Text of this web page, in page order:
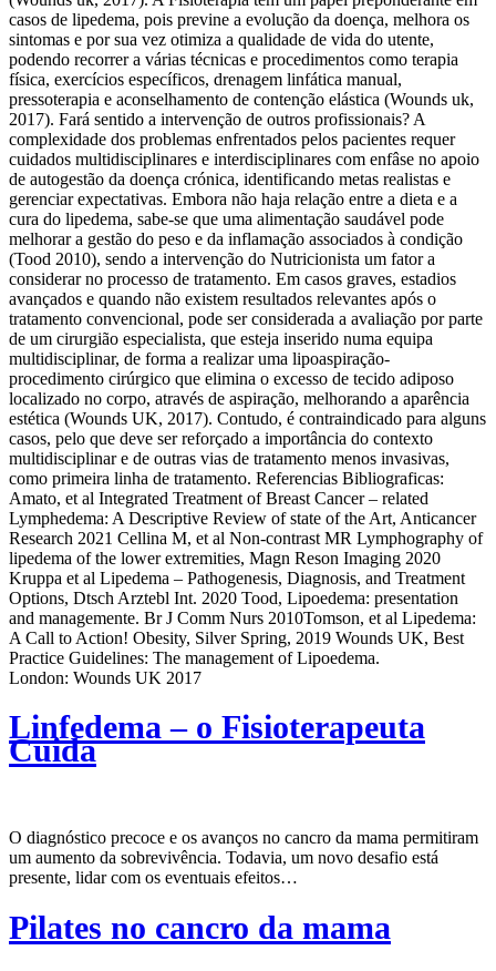
casos de lipedema, pois previne a evolução da doença, melhora os
sintomas e por sua vez otimiza a qualidade de vida do utente,
podendo recorrer a várias técnicas e procedimentos como terapia
física, exercícios específicos, drenagem linfática manual,
pressoterapia e aconselhamento de contenção elástica (Wounds uk,
2017). Fará sentido a intervenção de outros profissionais? A
complexidade dos problemas enfrentados pelos pacientes requer
cuidados multidisciplinares e interdisciplinares com enfâse no apoio
de autogestão da doença crónica, identificando metas realistas e
gerenciar expectativas. Embora não haja relação entre a dieta e a
cura do lipedema, sabe-se que uma alimentação saudável pode
melhorar a gestão do peso e da inflamação associados à condição
(Tood 2010), sendo a intervenção do Nutricionista um fator a
considerar no processo de tratamento. Em casos graves, estadios
avançados e quando não existem resultados relevantes após o
tratamento convencional, pode ser considerada a avaliação por parte
de um cirurgião especialista, que esteja inserido numa equipa
multidisciplinar, de forma a realizar uma lipoaspiração-
procedimento cirúrgico que elimina o excesso de tecido adiposo
localizado no corpo, através de aspiração, melhorando a aparência
estética (Wounds UK, 2017). Contudo, é contraindicado para alguns
casos, pelo que deve ser reforçado a importância do contexto
multidisciplinar e de outras vias de tratamento menos invasivas,
como primeira linha de tratamento. Referencias Bibliograficas:
Amato, et al Integrated Treatment of Breast Cancer – related
Lymphedema: A Descriptive Review of state of the Art, Anticancer
Research 2021 Cellina M, et al Non-contrast MR Lymphography of
lipedema of the lower extremities, Magn Reson Imaging 2020
Kruppa et al Lipedema – Pathogenesis, Diagnosis, and Treatment
Options, Dtsch Arztebl Int. 2020 Tood, Lipoedema: presentation
and managemente. Br J Comm Nurs 2010Tomson, et al Lipedema:
A Call to Action! Obesity, Silver Spring, 2019 Wounds UK, Best
Practice Guidelines: The management of Lipoedema.
London: Wounds UK 2017
Linfedema – o Fisioterapeuta
Cuida
O diagnóstico precoce e os avanços no cancro da mama permitiram
um aumento da sobrevivência. Todavia, um novo desafio está
presente, lidar com os eventuais efeitos…
Pilates no cancro da mama